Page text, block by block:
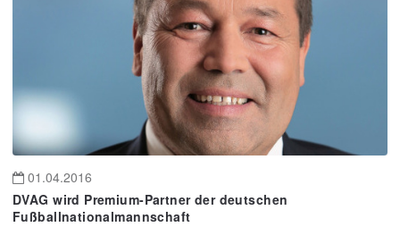
01.04.2016
DVAG wird Premium-Partner der deutschen
Fußballnationalmannschaft